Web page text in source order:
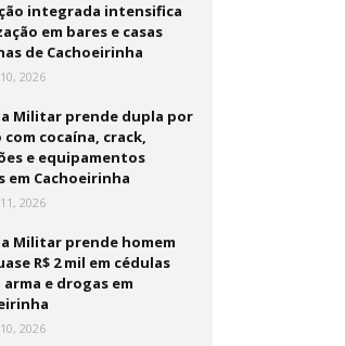
integrada intensifica
em bares e casas
de Cachoeirinha
2026
Militar prende dupla por
cocaína, crack,
e equipamentos
em Cachoeirinha
2026
Militar prende homem
R$ 2 mil em cédulas
e drogas em
2026